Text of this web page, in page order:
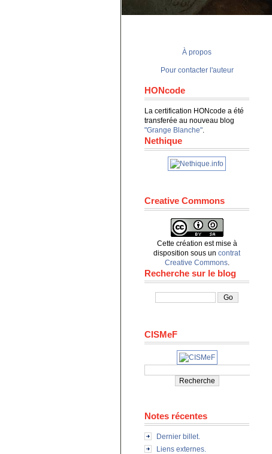
À propos
Pour contacter l'auteur
HONcode
La certification HONcode a été
transferée au nouveau blog
"Grange Blanche".
Nethique
Creative Commons
Cette création est mise à
disposition sous un contrat
Creative Commons.
Recherche sur le blog
CISMeF
Notes récentes
Dernier billet.
Liens externes.